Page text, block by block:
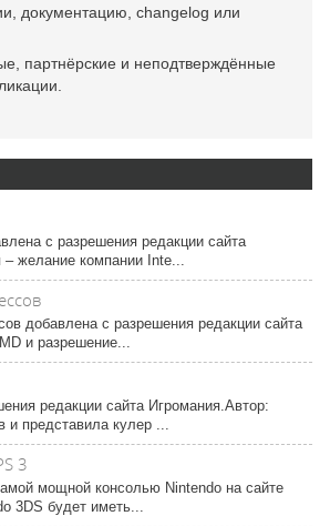
документацию, changelog или
партнёрские и неподтверждённые
с разрешения редакции сайта
желание компании Inte...
добавлена с разрешения редакции сайта
и разрешение...
редакции сайта Игромания.Автор:
и представила кулер ...
3
мощной консолью Nintendo на сайте
3DS будет иметь...